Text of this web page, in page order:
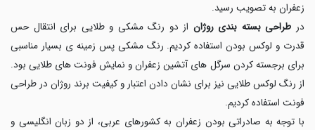
زعفران به تصویب رسید.
در طراحی بسته بندی روژان از دو رنگ مشکی و طلایی برای انتقال حس
قدرت و لوکس بودن استفاده کردیم. رنگ مشکی پس زمینه ی بسیار مناسبی
برای برجسته کردن سرگل های آتشین زعفران و نمایش فونت های طلایی بود.
از رنگ لوکس طلایی نیز برای نشان دادن اعتبار و کیفیت برند روژان در طراحی
فونت استفاده کردیم.
با توجه به صادراتی بودن زعفران به کشورهای عربی، از دو زبان انگلیسی و